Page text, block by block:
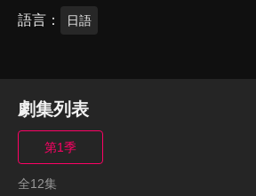
語言 日語
劇集列表
第1季
全12集